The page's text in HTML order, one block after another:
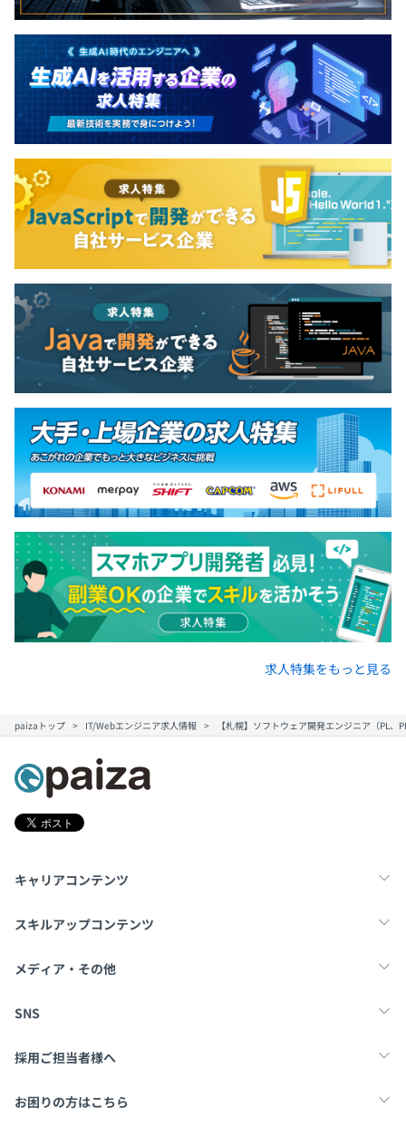
求人特集をもっと見る
paizaトップ IT/Webエンジニア求人情報 【札幌】ソフトウェア開発エンジニア（PL
キャリアコンテンツ
転職・キャリア
スキルアップコンテンツ
学習
メディア・その他
Tech Team Journal
SNS
X
採用ご担当者様へ
採用・教育をお考えの企業様へ
お困りの方はこちら